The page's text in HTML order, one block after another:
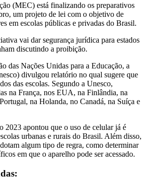
(MEC) está finalizando os preparativos
um projeto de lei com o objetivo de
em escolas públicas e privadas do Brasil.
vai dar segurança jurídica para estados
discutindo a proibição.
das Nações Unidas para a Educação, a
divulgou relatório no qual sugere que
das escolas. Segundo a Unesco,
na França, nos EUA, na Finlândia, na
na Holanda, no Canadá, na Suíça e
2023 apontou que o uso de celular já é
urbanas e rurais do Brasil. Além disso,
algum tipo de regra, como determinar
em que o aparelho pode ser acessado.